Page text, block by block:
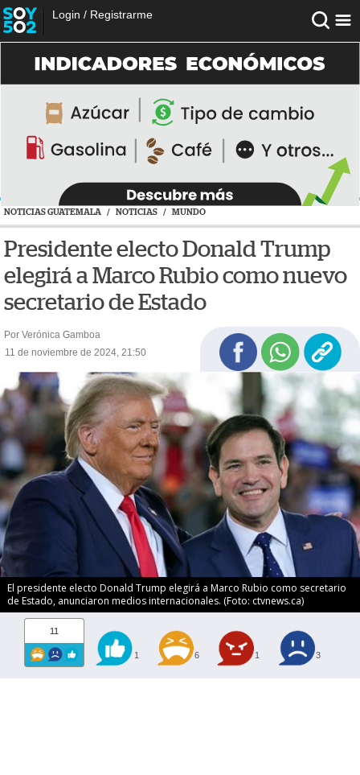
Login / Registrarme
NOTICIAS GUATEMALA / NOTICIAS / MUNDO
Presidente electo Donald Trump
elegirá a Marco Rubio como nuevo
secretario de Estado
Por Verónica Gamboa
11 de noviembre de 2024, 21:50
El presidente electo Donald Trump elegirá a Marco Rubio como secretario
de Estado, anunciaron medios internacionales. (Foto: ctvnews.ca)
11
1 6 1 3